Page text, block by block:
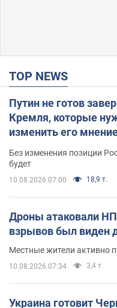
TOP NEWS
Путин не готов
Кремля, которые
изменить его
Без изменения позиции
будет
10.08.2026 07:00 18,9 т.
Дроны атаковали
взрывов был виден
Местные жители активно
10.08.2026 07:34 3,4 т.
Украина готовит